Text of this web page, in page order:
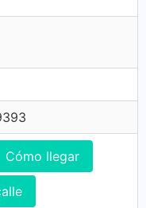
Cómo llegar